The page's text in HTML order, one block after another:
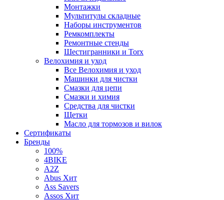
Монтажки
Мультитулы складные
Наборы инструментов
Ремкомплекты
Ремонтные стенды
Шестигранники и Torx
Велохимия и уход
Все Велохимия и уход
Машинки для чистки
Смазки для цепи
Смазки и химия
Средства для чистки
Щетки
Масло для тормозов и вилок
Сертификаты
Бренды
100%
4BIKE
A2Z
Abus Хит
Ass Savers
Assos Хит